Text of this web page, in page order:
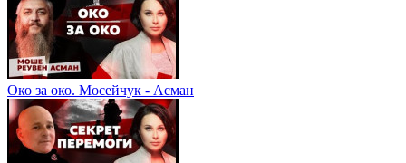
Око за око. Мосейчук - Асман